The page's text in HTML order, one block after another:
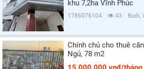
Tất cả
Lọc
khu 7,2ha Vĩnh Phúc
1786076104 43 Bưởi,
Chính chủ cho thuê
Ngủ, 78 m2